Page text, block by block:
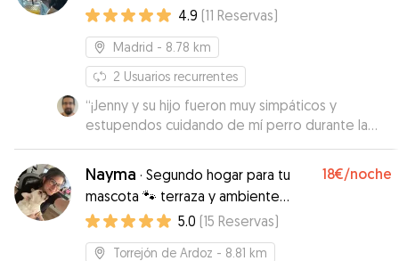
4.9 (11 Reservas)
Madrid - 8.78 km
2 Usuarios recurrentes
“¡Jenny y su hijo fueron muy simpáticos y
estupendos cuidando de mí perro durante la
tarde?”
Nayma · Segundo hogar para tu
mascota 🐾 terraza y ambiente
familiar
18€/noche
5.0 (15 Reservas)
Torrejón de Ardoz - 8.81 km